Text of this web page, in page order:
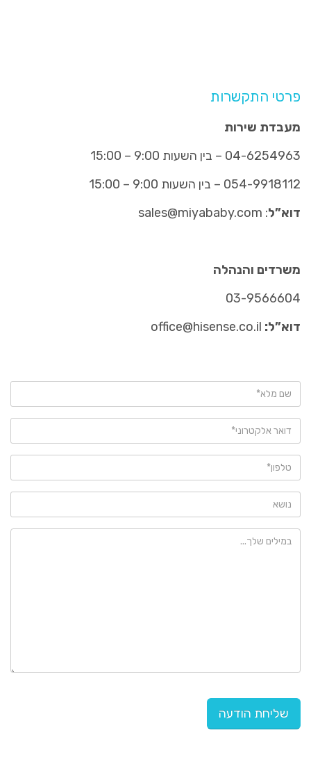
פרטי התקשרות
מעבדת שירות
04-6254963 – בין השעות 9:00 – 15:00
054-9918112 – בין השעות 9:00 – 15:00
דוא”ל:
sales@miyababy.com
משרדים והנהלה
03-9566604
דוא”ל: office@hisense.co.il